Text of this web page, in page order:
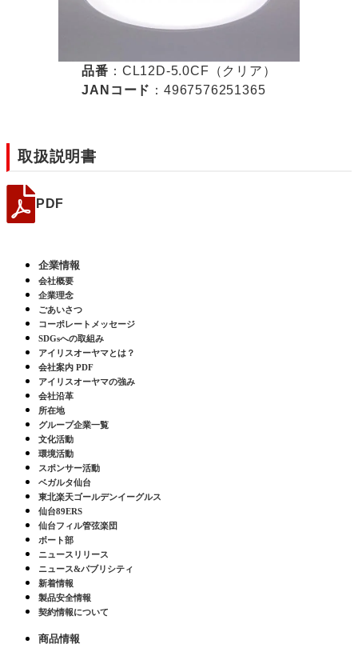
品番 ：CL12D-5.0CF（クリア）
JANコード ：4967576251365
取扱説明書
PDF
企業情報
会社概要
企業理念
ごあいさつ
コーポレートメッセージ
SDGsへの取組み
アイリスオーヤマとは？
会社案内 PDF
アイリスオーヤマの強み
会社沿革
所在地
グループ企業一覧
文化活動
環境活動
スポンサー活動
ベガルタ仙台
東北楽天ゴールデンイーグルス
仙台89ERS
仙台フィル管弦楽団
ボート部
ニュースリリース
ニュース&パブリシティ
新着情報
製品安全情報
契約情報について
商品情報